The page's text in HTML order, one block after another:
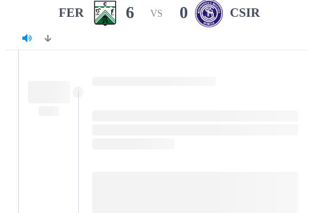
FER 6 VS 0 CSIR